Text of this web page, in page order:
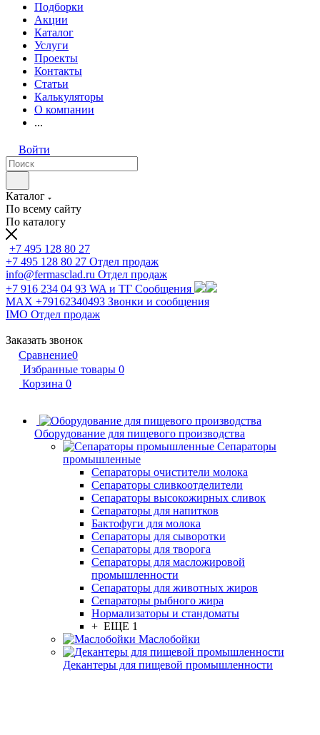
Подборки
Акции
Каталог
Услуги
Проекты
Контакты
Статьи
Калькуляторы
О компании
...
Войти
Каталог
По всему сайту
По каталогу
+7 495 128 80 27
+7 495 128 80 27 Отдел продаж
info@fermasclad.ru Отдел продаж
+7 916 234 04 93 WA и ТГ Сообщения
MAX +79162340493 Звонки и сообщения
IMO Отдел продаж
Заказать звонок
Сравнение0
Избранные товары 0
Корзина 0
Оборудование для пищевого производства
Сепараторы
промышленные
Сепараторы очистители молока
Сепараторы сливкоотделители
Сепараторы высокожирных сливок
Сепараторы для напитков
Бактофуги для молока
Сепараторы для сыворотки
Сепараторы для творога
Сепараторы для масложировой
промышленности
Сепараторы для животных жиров
Сепараторы рыбного жира
Нормализаторы и стандоматы
+ ЕЩЕ 1
Маслобойки
Декантеры для пищевой промышленности